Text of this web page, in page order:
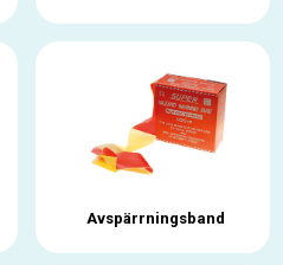
Avspärrningsband